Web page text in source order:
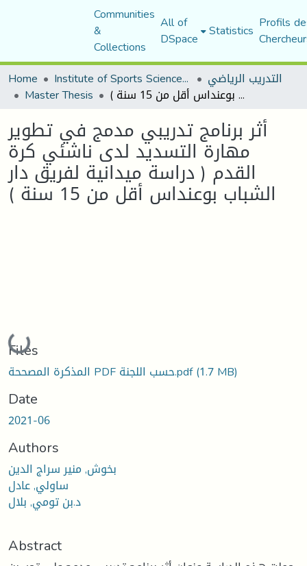
Communities
&
Collections
All of
DSpace Statistics Profils
Home
Institute of Sports Sciences and Techniques التدريب الرياضي
Master Thesis أثر برنامج تدريبي مدمج في تطوير مهارة التسديد لدى ناشئي كرة القدم ( دراسة ميدانية لفريق دار الشباب بوعنداس أقل من 15 سنة )
أثر برنامج تدريبي مدمج في تطوير
مهارة التسديد لدى ناشئي كرة
القدم ( دراسة ميدانية لفريق دار
الشباب بوعنداس أقل من 15 سنة )
Loading...
Files
المذكرة المصححة PDF حسب اللجنة.pdf(1.7 MB)
Date
2021-06
Authors
بخوش, منير سراج الدين
ساولي, عادل
د.بن تومي, بلال
Abstract